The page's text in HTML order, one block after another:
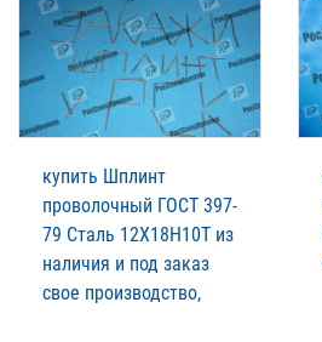
купить Шплинт
проволочный ГОСТ 397-
79 Сталь 12Х18Н10Т из
наличия и под заказ
свое производство,